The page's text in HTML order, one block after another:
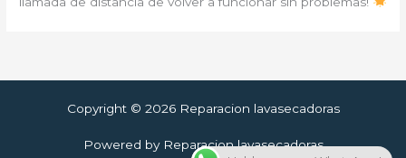
Copyright © 2026 Reparacion lavasecadoras
Powered by Reparacion lavasecadoras